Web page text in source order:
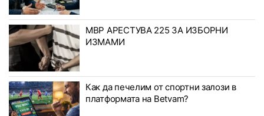
МВР АРЕСТУВА 225 ЗА ИЗБОРНИ
ИЗМАМИ
Как да печелим от спортни залози в
платформата на Betvam?